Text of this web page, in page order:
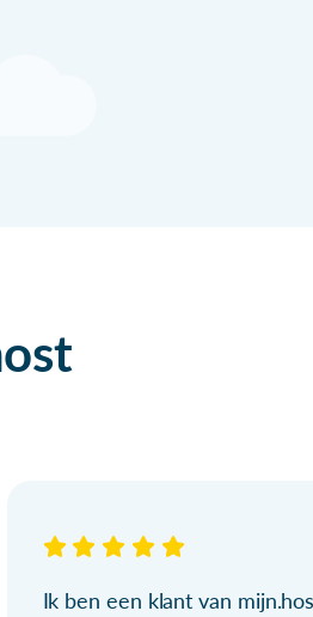
Ik ben een klant van